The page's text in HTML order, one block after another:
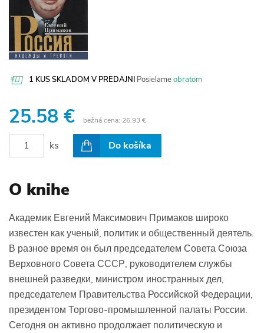
1 KUS SKLADOM V PREDAJNI Posielameobratom
25.58 € bežná cena: 26.93 €
ks Do košíka
O knihe
Академик Евгений Максимович Примаков широко
известен как ученый, политик и общественный деятель.
В разное время он был председателем Совета Союза
Верховного Совета СССР, руководителем службы
внешней разведки, министром иностранных дел,
председателем Правительства Российской Федерации,
президентом Торгово-промышленной палаты России.
Сегодня он активно продолжает политическую и